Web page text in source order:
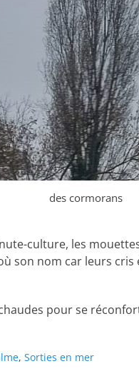
des cormorans
culture, les
son nom car leurs
pour se
, Sorties en mer